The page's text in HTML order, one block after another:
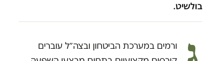
בולשיט.
ורמים במערכת הביטחון ובצה״ל עוברים